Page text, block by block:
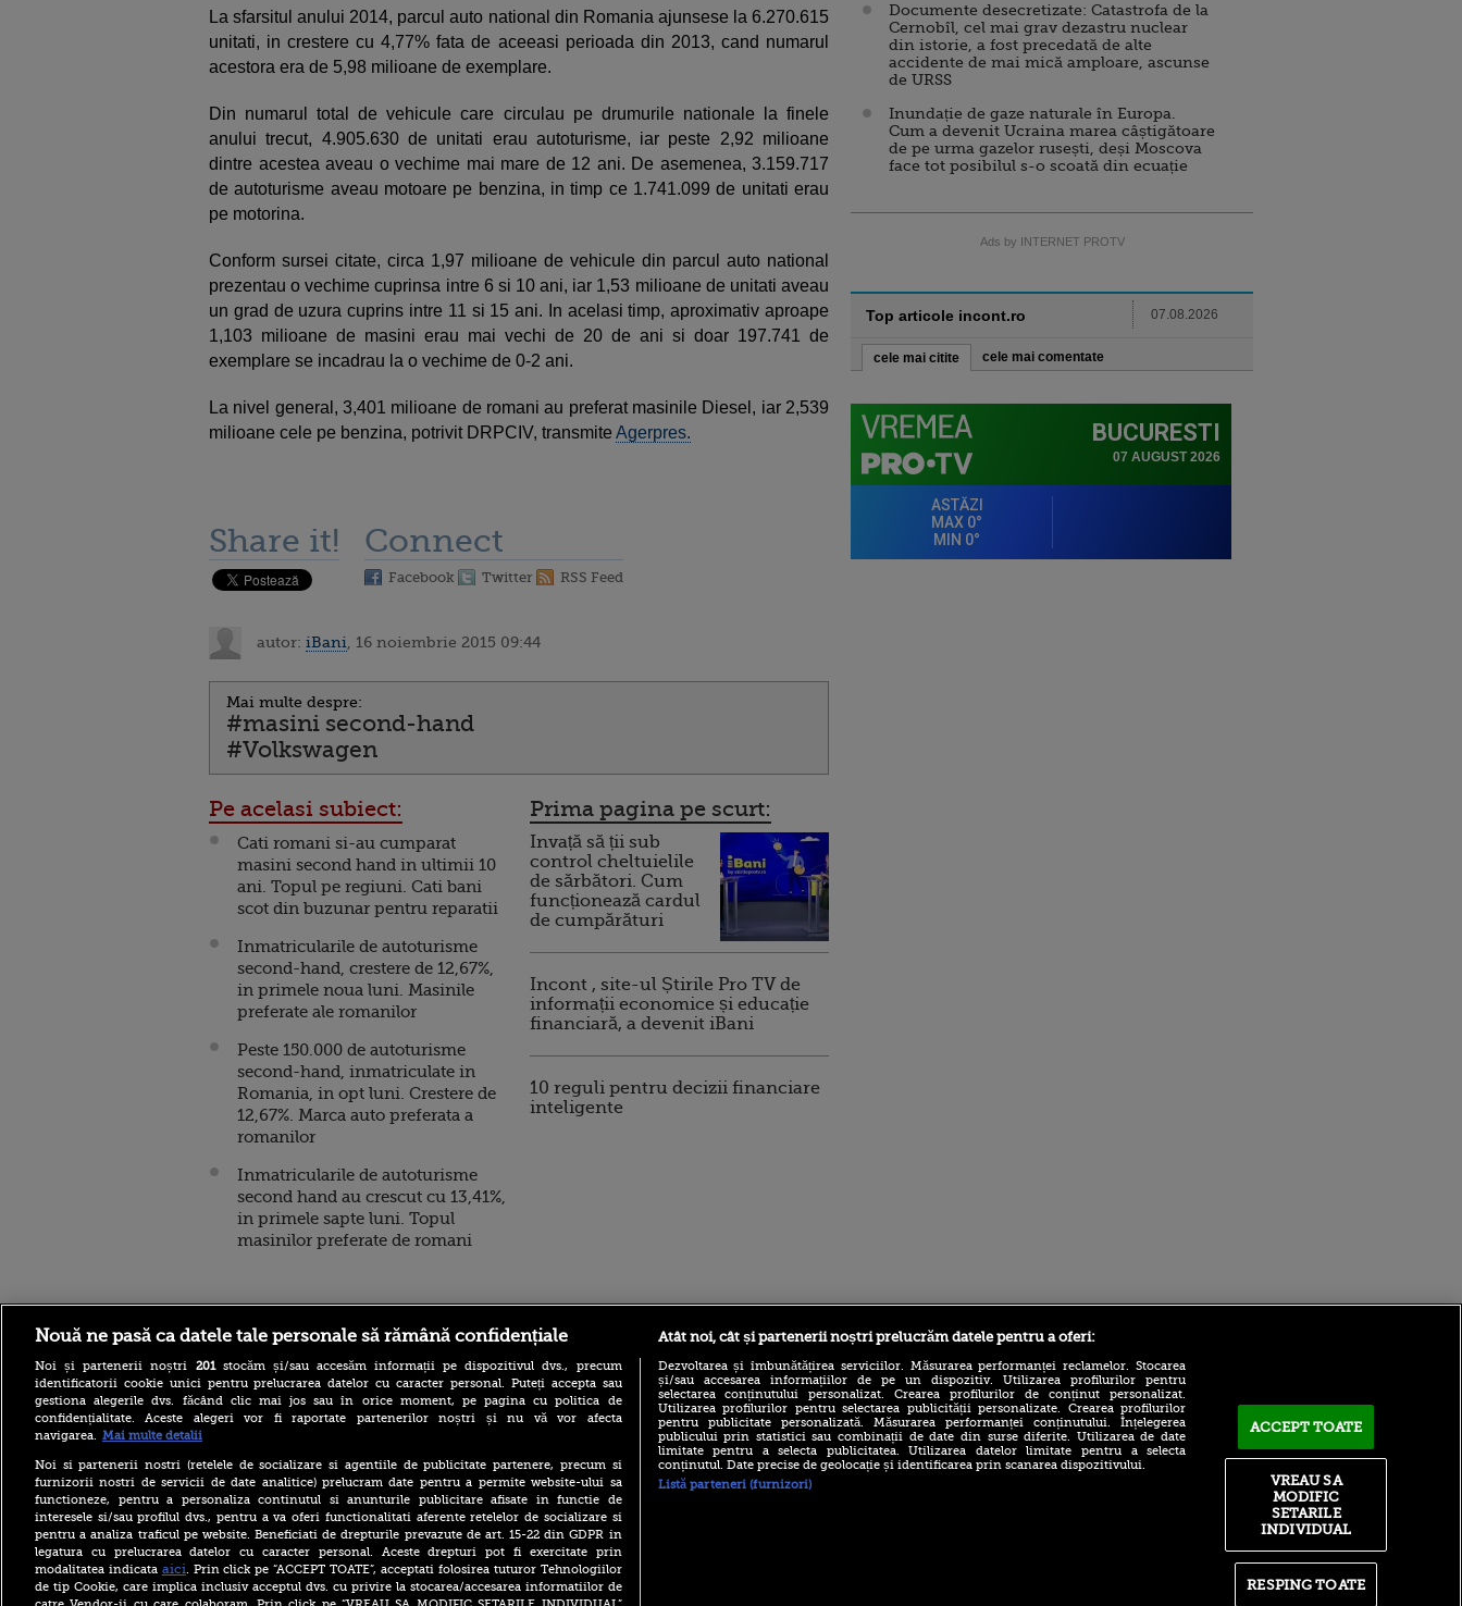
La sfarsitul anului 2014, parcul auto national din Romania ajunsese la 6.270.615
unitati, in crestere cu 4,77% fata de aceeasi perioada din 2013, cand numarul
acestora era de 5,98 milioane de exemplare.
Din numarul total de vehicule care circulau pe drumurile nationale la finele
anului trecut, 4.905.630 de unitati erau autoturisme, iar peste 2,92 milioane
dintre acestea aveau o vechime mai mare de 12 ani. De asemenea, 3.159.717
de autoturisme aveau motoare pe benzina, in timp ce 1.741.099 de unitati erau
pe motorina.
Conform sursei citate, circa 1,97 milioane de vehicule din parcul auto national
prezentau o vechime cuprinsa intre 6 si 10 ani, iar 1,53 milioane de unitati aveau
un grad de uzura cuprins intre 11 si 15 ani. In acelasi timp, aproximativ aproape
1,103 milioane de masini erau mai vechi de 20 de ani si doar 197.741 de
exemplare se incadrau la o vechime de 0-2 ani.
La nivel general, 3,401 milioane de romani au preferat masinile Diesel, iar 2,539
milioane cele pe benzina, potrivit DRPCIV, transmite Agerpres.
Share it! Connect
Facebook Twitter RSS Feed
autor: iBani , 16 noiembrie 2015 09:44
Mai multe despre:
#masini second-hand
#Volkswagen
Pe acelasi subiect:
Cati romani si-au cumparat
masini second hand in ultimii 10
ani. Topul pe regiuni. Cati bani
scot din buzunar pentru reparatii
Inmatricularile de autoturisme
second-hand, crestere de 12,67%,
in primele noua luni. Masinile
preferate ale romanilor
Peste 150.000 de autoturisme
second-hand, inmatriculate in
Romania, in opt luni. Crestere de
12,67%. Marca auto preferata a
romanilor
Inmatricularile de autoturisme
second hand au crescut cu 13,41%,
in primele sapte luni. Topul
masinilor preferate de romani
Prima pagina pe scurt:
Invață să ții sub
control cheltuielile
de sărbători. Cum
funcționează cardul
de cumpărături
Incont , site-ul Știrile Pro TV de
informații economice și educație
financiară, a devenit iBani
10 reguli pentru decizii financiare
inteligente
Documente desecretizate: Catastrofa de la
Cernobîl, cel mai grav dezastru nuclear
din istorie, a fost precedată de alte
accidente de mai mică amploare, ascunse
de URSS
Inundație de gaze naturale în Europa.
Cum a devenit Ucraina marea câștigătoare
de pe urma gazelor rusești, deși Moscova
face tot posibilul s-o scoată din ecuație
Ads by INTERNET PROTV
Top articole incont.ro 07.08.2026
cele mai citite cele mai comentate
Stirileprotv.ro
Șoferi cu anvelope tăiate pe
autostrada spre mare. Ce
sunt „aricii” de metal care
tot apar pe A2
La aproape 100 de ani, face
acrobații pe aripa unui
avion. Povestea incredibilă
a lui Elizabeth Bromage.
VIDEO
ilike-it.ro foodstory.ro
(P) Descoperă Lumea
Procinema.ro Sport.ro
Robert Niță și Cristi Pulhac,
Nouă ne pasă ca datele tale personale să rămână confidențiale
Noi și partenerii noștri 201stocăm și/sau accesăm informații pe dispozitivul dvs., precum
identificatorii cookie unici pentru prelucrarea datelor cu caracter personal. Puteți accepta sau
gestiona alegerile dvs. făcând clic mai jos sau în orice moment, pe pagina cu politica de
confidențialitate. Aceste alegeri vor fi raportate partenerilor noștri și nu vă vor afecta
navigarea. Mai multe detalii
Noi si partenerii nostri (retelele de socializare si agentiile de publicitate partenere, precum si
furnizorii nostri de servicii de date analitice) prelucram date pentru a permite website-ului sa
functioneze, pentru a personaliza continutul si anunturile publicitare afisate in functie de
interesele si/sau profilul dvs., pentru a va oferi functionalitati aferente retelelor de socializare si
pentru a analiza traficul pe website. Beneficiati de drepturile prevazute de art. 15-22 din GDPR in
legatura cu prelucrarea datelor cu caracter personal. Aceste drepturi pot fi exercitate prin
modalitatea indicata aici. Prin click pe “ACCEPT TOATE”, acceptati folosirea tuturor Tehnologiilor
de tip Cookie, care implica inclusiv acceptul dvs. cu privire la stocarea/accesarea informatiilor de
Atât noi, cât și partenerii noștri prelucrăm datele pentru a oferi:
Dezvoltarea și îmbunătățirea serviciilor. Măsurarea performanței reclamelor. Stocarea
și/sau accesarea informațiilor de pe un dispozitiv. Utilizarea profilurilor pentru
selectarea conținutului personalizat. Crearea profilurilor de conținut personalizat.
Utilizarea profilurilor pentru selectarea publicității personalizate. Crearea profilurilor
pentru publicitate personalizată. Măsurarea performanței conținutului. Înțelegerea
publicului prin statistici sau combinații de date din surse diferite. Utilizarea de date
limitate pentru a selecta publicitatea. Utilizarea datelor limitate pentru a selecta
conținutul. Date precise de geolocație și identificarea prin scanarea dispozitivului.
Listă parteneri (furnizori)
ACCEPT TOATE
RESPING TOATE
VREAU SA
MODIFIC
SETARILE
INDIVIDUAL